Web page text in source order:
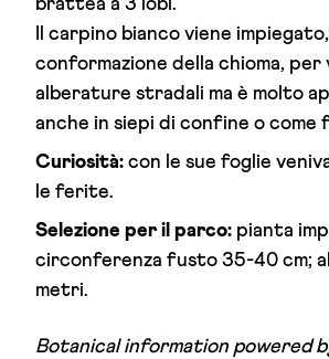
brattea a 3 lobi.
Il carpino bianco viene
conformazione della chioma, per
alberature stradali ma è molto
anche in siepi di confine o come
Curiosità: con le sue foglie
le ferite.
Selezione per il parco: pianta
circonferenza fusto 35-40 cm;
metri.
Botanical information powered